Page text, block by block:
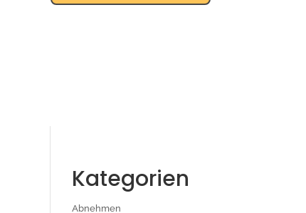
Kategorien
Abnehmen